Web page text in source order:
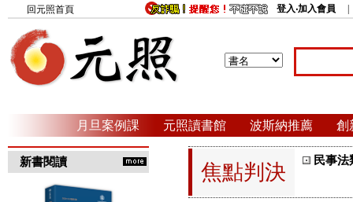
回元照首頁 登入‧加入會員
月旦案例課 元照讀書館 波斯納推薦 創
新書閱讀 焦點判決 民事法